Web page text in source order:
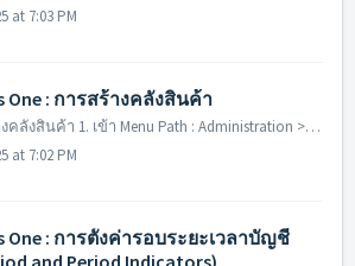
at 7:03 PM
One : การสร้างคลังสินค้า
ขั้นตอนการสร้างคลังสินค้า 1. เข้า Menu Path : Administration > Setup > Inventory > Warehouses2. ระบุรหัสคลังสินค้า และชื่อคลังสินค้า 3. ระบุที่อย...
at 7:02 PM
One : การตั้งค่ารอบระยะเวลาบัญชี